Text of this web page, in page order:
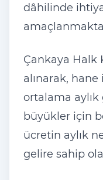
dâhilinde
Çankaya Halk
alınarak,
ortalama aylık
büyükler için
ücretin aylık
gelire sahip